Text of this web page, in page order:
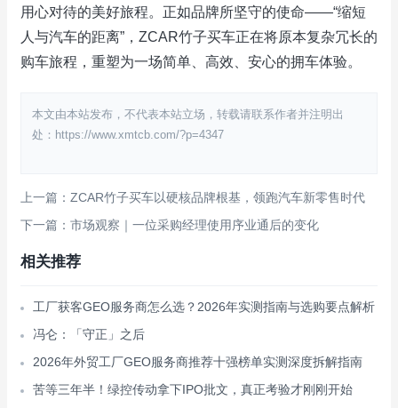
用心对待的美好旅程。正如品牌所坚守的使命——“缩短
人与汽车的距离”，ZCAR竹子买车正在将原本复杂冗长的
购车旅程，重塑为一场简单、高效、安心的拥车体验。
本文由本站发布，不代表本站立场，转载请联系作者并注明出
处：https://www.xmtcb.com/?p=4347
上一篇：ZCAR竹子买车以硬核品牌根基，领跑汽车新零售时代
下一篇：市场观察｜一位采购经理使用序业通后的变化
相关推荐
工厂获客GEO服务商怎么选？2026年实测指南与选购要点解析
冯仑：「守正」之后
2026年外贸工厂GEO服务商推荐十强榜单实测深度拆解指南
苦等三年半！绿控传动拿下IPO批文，真正考验才刚刚开始